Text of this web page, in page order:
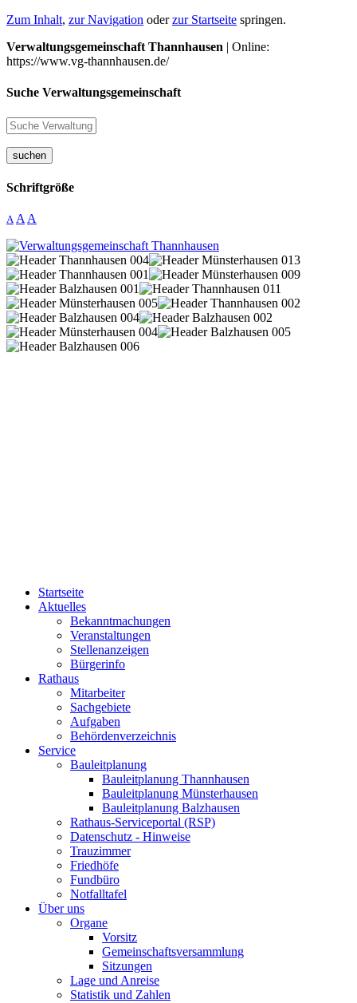
Zum Inhalt, zur Navigation oderzur Startseite springen.
Verwaltungsgemeinschaft Thannhausen | Online:
https://www.vg-thannhausen.de/
Suche Verwaltungsgemeinschaft
suchen
Schriftgröße
A A A
Startseite
Aktuelles
Bekanntmachungen
Veranstaltungen
Stellenanzeigen
Bürgerinfo
Rathaus
Mitarbeiter
Sachgebiete
Aufgaben
Behördenverzeichnis
Service
Bauleitplanung
Bauleitplanung Thannhausen
Bauleitplanung Münsterhausen
Bauleitplanung Balzhausen
Rathaus-Serviceportal (RSP)
Datenschutz - Hinweise
Trauzimmer
Friedhöfe
Fundbüro
Notfalltafel
Über uns
Organe
Vorsitz
Gemeinschaftsversammlung
Sitzungen
Lage und Anreise
Statistik und Zahlen